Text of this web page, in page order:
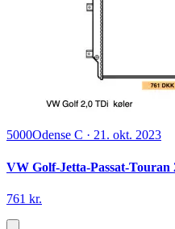
5000Odense C · 21. okt. 2023
VW Golf-Jetta-Passat-Touran
761 kr.